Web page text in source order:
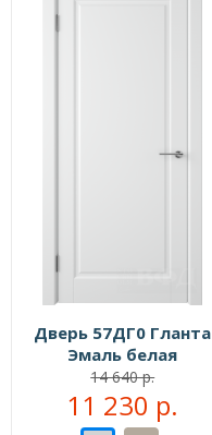
Дверь 57ДГ0 Гланта
Эмаль белая
14 640 р.
11 230 р.